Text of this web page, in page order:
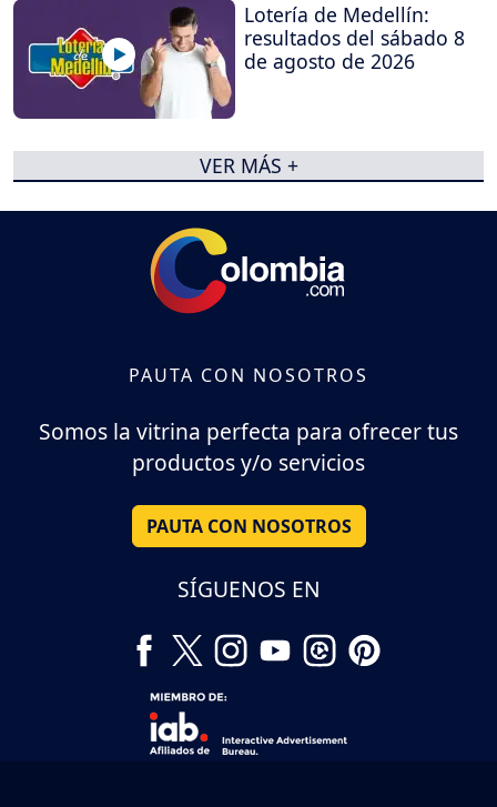
Lotería de Medellín:
resultados del sábado 8
de agosto de 2026
VER MÁS +
PAUTA CON NOSOTROS
Somos la vitrina perfecta para ofrecer tus
productos y/o servicios
PAUTA CON NOSOTROS
SÍGUENOS EN